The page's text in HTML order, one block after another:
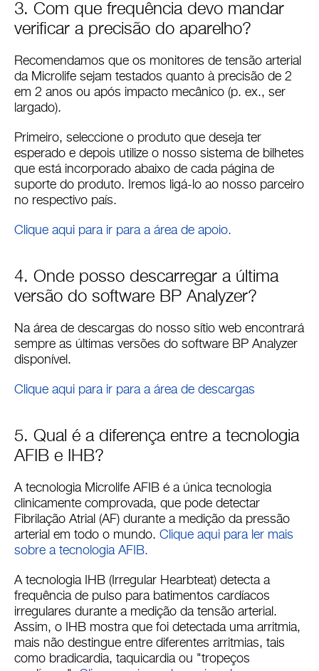
3. Com que frequência devo mandar
verificar a precisão do aparelho?
Recomendamos que os monitores de tensão arterial
da Microlife sejam testados quanto à precisão de 2
em 2 anos ou após impacto mecânico (p. ex., ser
largado).
Primeiro, seleccione o produto que deseja ter
esperado e depois utilize o nosso sistema de bilhetes
que está incorporado abaixo de cada página de
suporte do produto. Iremos ligá-lo ao nosso parceiro
no respectivo país.
Clique aqui para ir para a área de apoio.
4. Onde posso descarregar a última
versão do software BP Analyzer?
Na área de descargas do nosso sítio web encontrará
sempre as últimas versões do software BP Analyzer
disponível.
Clique aqui para ir para a área de descargas
5. Qual é a diferença entre a tecnologia
AFIB e IHB?
A tecnologia Microlife AFIB é a única tecnologia
clinicamente comprovada, que pode detectar
Fibrilação Atrial (AF) durante a medição da pressão
arterial em todo o mundo. Clique aqui para ler mais
sobre a tecnologia AFIB.
A tecnologia IHB (Irregular Hearbteat) detecta a
frequência de pulso para batimentos cardíacos
irregulares durante a medição da tensão arterial.
Assim, o IHB mostra que foi detectada uma arritmia,
mais não destingue entre diferentes arritmias, tais
como bradicardia, taquicardia ou "tropeços